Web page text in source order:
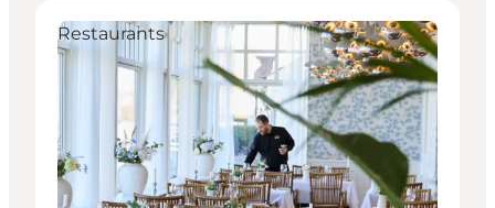
Restaurants